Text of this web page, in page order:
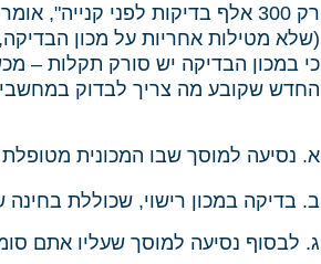
רק 300 אלף בדיקות לפני
(שלא מטילות אחריות על מכון
כי במכון הבדיקה יש סורק תקלות –
החדש שקובע מה צריך לבדוק
א. נסיעה למוסך שבו המכונית
ב. בדיקה במכון רישוי, שכוללת
ג. לבסוף נסיעה למוסך שעליו אתם